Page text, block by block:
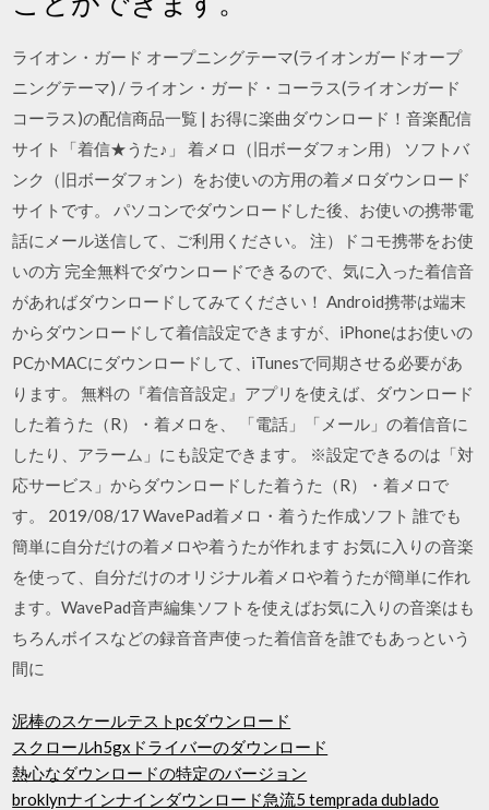
ライオン・ガード オープニングテーマ(ライオンガードオープ
ニングテーマ) / ライオン・ガード・コーラス(ライオンガード
コーラス)の配信商品一覧 | お得に楽曲ダウンロード！音楽配信
サイト「着信★うた♪」 着メロ（旧ボーダフォン用） ソフトバ
ンク（旧ボーダフォン）をお使いの方用の着メロダウンロード
サイトです。 パソコンでダウンロードした後、お使いの携帯電
話にメール送信して、ご利用ください。 注）ドコモ携帯をお使
いの方 完全無料でダウンロードできるので、気に入った着信音
があればダウンロードしてみてください！ Android携帯は端末
からダウンロードして着信設定できますが、iPhoneはお使いの
PCかMACにダウンロードして、iTunesで同期させる必要があ
ります。 無料の『着信音設定』アプリを使えば、ダウンロード
した着うた（R）・着メロを、 「電話」「メール」の着信音に
したり、アラーム」にも設定できます。 ※設定できるのは「対
応サービス」からダウンロードした着うた（R）・着メロで
す。 2019/08/17 WavePad着メロ・着うた作成ソフト 誰でも
簡単に自分だけの着メロや着うたが作れます お気に入りの音楽
を使って、自分だけのオリジナル着メロや着うたが簡単に作れ
ます。WavePad音声編集ソフトを使えばお気に入りの音楽はも
ちろんボイスなどの録音音声使った着信音を誰でもあっという
間に
泥棒のスケールテストpcダウンロード
スクロールh5gxドライバーのダウンロード
熱心なダウンロードの特定のバージョン
broklynナインナインダウンロード急流5 temprada dublado